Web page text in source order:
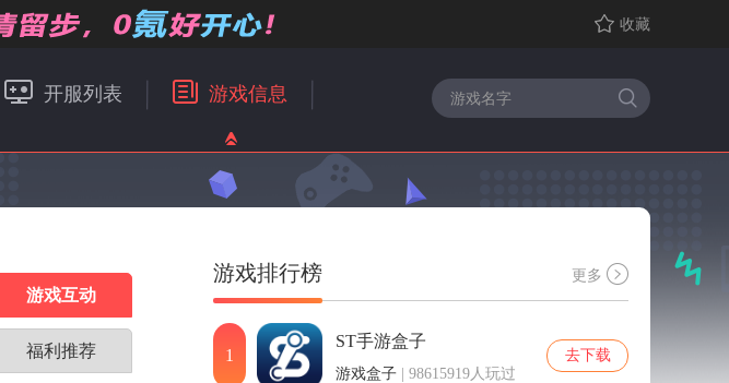
收藏
开服列表 游戏信息
游戏互动
福利推荐
游戏排行榜 更多
1
ST手游盒子
游戏盒子 | 98615919人玩过
去下载